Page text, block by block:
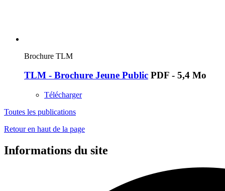
Brochure TLM
TLM - Brochure Jeune Public PDF - 5,4 Mo
Télécharger
Toutes les publications
Retour en haut de la page
Informations du site